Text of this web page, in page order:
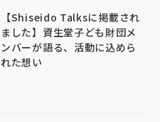
【Shiseido Talksに掲載され
ました】資生堂子ども財団メ
ンバーが語る、活動に込めら
れた想い